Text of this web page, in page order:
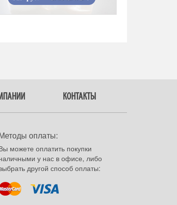
КОНТАКТЫ
оплаты:
можете оплатить покупки
у нас в офисе, либо
другой способ оплаты: